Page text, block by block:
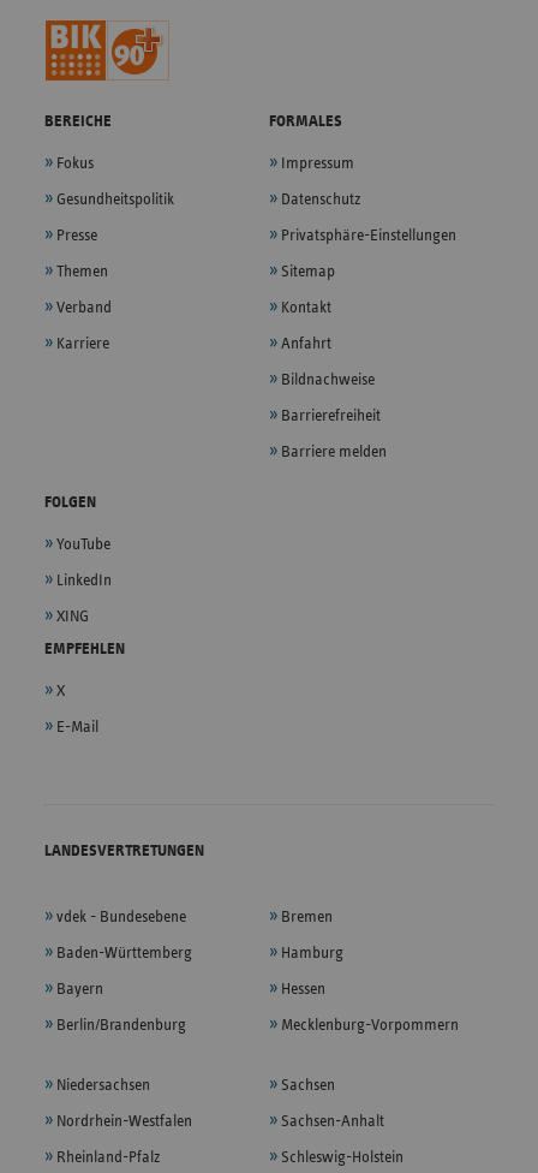
BEREICHE
Fokus
Gesundheitspolitik
Presse
Themen
Verband
Karriere
FORMALES
Impressum
Datenschutz
Privatsphäre-Einstellungen
Sitemap
Kontakt
Anfahrt
Bildnachweise
Barrierefreiheit
Barriere melden
FOLGEN
YouTube
LinkedIn
XING
EMPFEHLEN
X
E-Mail
LANDESVERTRETUNGEN
vdek - Bundesebene
Baden-Württemberg
Bayern
Berlin/Brandenburg
Bremen
Hamburg
Hessen
Mecklenburg-Vorpommern
Niedersachsen
Nordrhein-Westfalen
Rheinland-Pfalz
Sachsen
Sachsen-Anhalt
Schleswig-Holstein